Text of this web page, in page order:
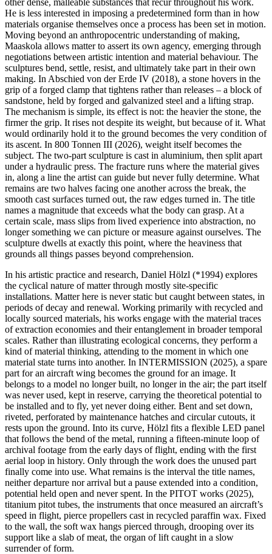
He is less interested in imposing a predetermined form than in how
materials organise themselves once a process has been set in motion.
Moving beyond an anthropocentric understanding of making,
Maaskola allows matter to assert its own agency, emerging through
negotiations between artistic intention and material behaviour. The
sculptures bend, settle, resist, and ultimately take part in their own
making. In Abschied von der Erde IV (2018), a stone hovers in the
grip of a forged clamp that tightens rather than releases – a block of
sandstone, held by forged and galvanized steel and a lifting strap.
The mechanism is simple, its effect is not: the heavier the stone, the
firmer the grip. It rises not despite its weight, but because of it. What
would ordinarily hold it to the ground becomes the very condition of
its ascent. In 800 Tonnen III (2026), weight itself becomes the
subject. The two-part sculpture is cast in aluminium, then split apart
under a hydraulic press. The fracture runs where the material gives
in, along a line the artist can guide but never fully determine. What
remains are two halves facing one another across the break, the
smooth cast surfaces turned out, the raw edges turned in. The title
names a magnitude that exceeds what the body can grasp. At a
certain scale, mass slips from lived experience into abstraction, no
longer something we can picture or measure against ourselves. The
sculpture dwells at exactly this point, where the heaviness that
grounds all things passes beyond comprehension.
In his artistic practice and research, Daniel Hölzl (*1994) explores
the cyclical nature of matter through mostly site-specific
installations. Matter here is never static but caught between states, in
periods of decay and renewal. Working primarily with recycled and
locally sourced materials, his works engage with the material traces
of extraction economies and their entanglement in broader temporal
scales. Rather than illustrating ecological concerns, they perform a
kind of material thinking, attending to the moment in which one
material state turns into another. In INTERMISSION (2025), a spare
part for an aircraft wing becomes the ground for an image. It
belongs to a model no longer built, no longer in the air; the part itself
was never used, kept in reserve, carrying the theoretical potential to
be installed and to fly, yet never doing either. Bent and set down,
riveted, perforated by maintenance hatches and circular cutouts, it
rests upon the ground. Into its curve, Hölzl fits a flexible LED panel
that follows the bend of the metal, running a fifteen-minute loop of
archival footage from the early days of flight, ending with the first
aerial loop in history. Only through the work does the unused part
finally come into use. What remains is the interval the title names,
neither departure nor arrival but a pause extended into a condition,
potential held open and never spent. In the PITOT works (2025),
titanium pitot tubes, the instruments that once measured an aircraft’s
speed in flight, pierce propellers cast in recycled paraffin wax. Fixed
to the wall, the soft wax hangs pierced through, drooping over its
support like a slab of meat, the organ of lift caught in a slow
surrender of form.